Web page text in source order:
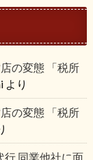
の変態 「税所
より
の変態 「税所
行 同業他社に面